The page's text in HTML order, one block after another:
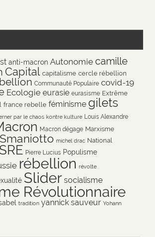
anti-macron Autonomie camille
Capital capitalisme cercle rébellion
Communauté Populaire covid-19
Ecologie eurasie eurasisme Extrême
france rebelle féminisme gilets
par le chaos kontre kulture Louis Alexandre
Macron dégage Marxisme
michel drac National
Pierre Lucius Populisme
rébellion révolte
Slider socialisme
Révolutionnaire
tradition yannick sauveur Yohann